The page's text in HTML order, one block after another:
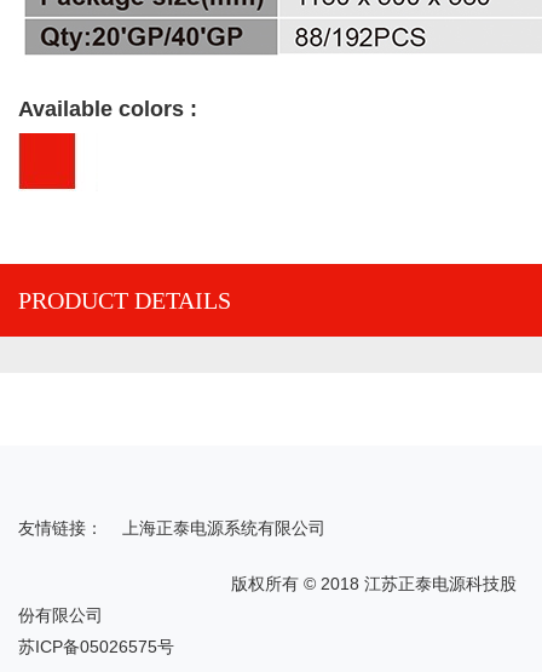
Available colors :
PRODUCT DETAILS
友情链接： 上海正泰电源系统有限公司
版权所有 © 2018 江苏正泰电源科技股
份有限公司
苏ICP备05026575号